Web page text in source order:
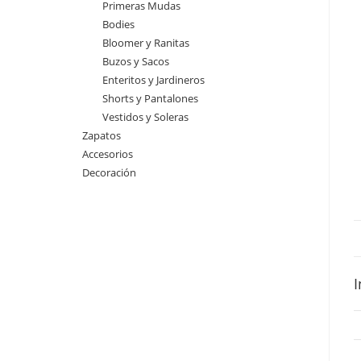
Primeras Mudas
Bodies
Bloomer y Ranitas
Buzos y Sacos
Enteritos y Jardineros
Shorts y Pantalones
Vestidos y Soleras
Zapatos
Accesorios
Decoración